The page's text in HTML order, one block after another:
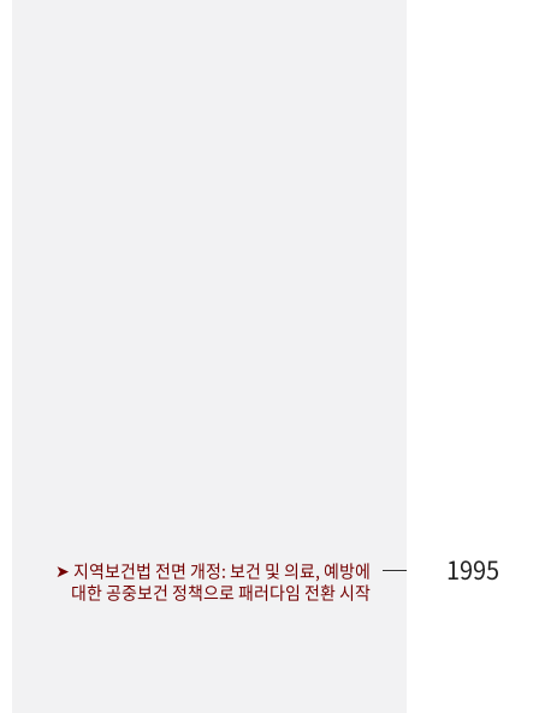
➤ 지역보건법 전면 개정: 보건 및 의료, 예방에
대한 공중보건 정책으로 패러다임 전환 시작
1995